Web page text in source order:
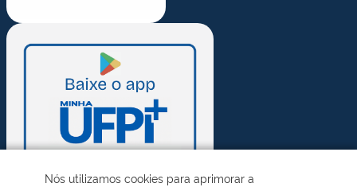
Nós utilizamos cookies para aprimorar a